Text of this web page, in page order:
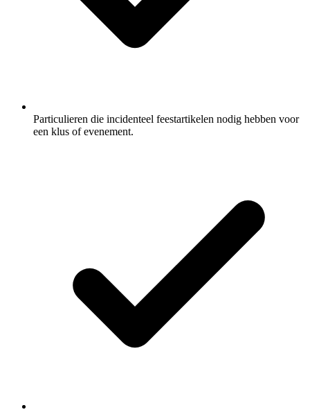
Particulieren die incidenteel feestartikelen nodig hebben voor
een klus of evenement.